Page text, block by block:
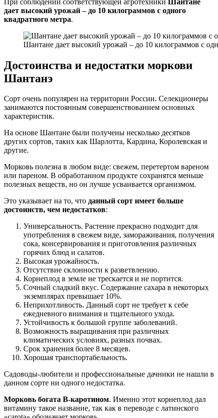
дает высокий урожай – до 10 килограммов с одного
квадратного метра.
Шантане дает высокий урожай – до 10 килограммов с
Достоинства и недостатки моркови
Шантанэ
Сорт очень популярен на территории России. Селекционеры
занимаются постоянным совершенствованием основных
характеристик.
На основе Шантане были получены несколько десятков
других сортов, таких как Шарлотта, Кардина, Королевская и
другие.
Морковь полезна в любом виде: свежем, перетертом вареном
или пареном. В обработанном продукте сохранятся меньше
полезных веществ, но он лучше усваивается организмом.
Это указывает на то, что данный сорт имеет больше
достоинств, чем недостатков:
Универсальность. Растение прекрасно подходит для
употребления в свежем виде, замораживания, получения
сока, консервирования и приготовления различных
горячих блюд и салатов.
Высокая урожайность.
Отсутствие склонности к разветвлению.
Корнеплод в земле не трескается и не портится.
Сочный сладкий вкус. Содержание сахара в некоторых
экземплярах превышает 10%.
Неприхотливость. Данный сорт не требует к себе
ежедневного внимания и тщательного ухода.
Устойчивость к большой группе заболеваний.
Возможность выращивания при различных
климатических условиях, разных почвах.
Срок хранения более 8 месяцев.
Хорошая транспортабельность.
Садоводы-любители и профессиональные дачники не нашли в
данном сорте ни одного недостатка.
Морковь богата В-каротином. Именно этот корнеплод дал
витамину такое название, так как в переводе с латинского